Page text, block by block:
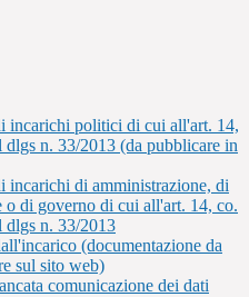
incarichi politici di cui all'art. 14,
dlgs n. 33/2013 (da pubblicare in
incarichi di amministrazione, di
o di governo di cui all'art. 14, co.
dlgs n. 33/2013
(documentazione da
sul sito web)
comunicazione dei dati